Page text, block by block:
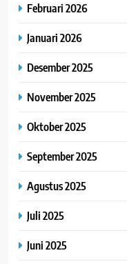
Februari 2026
Januari 2026
Desember 2025
November 2025
Oktober 2025
September 2025
Agustus 2025
Juli 2025
Juni 2025